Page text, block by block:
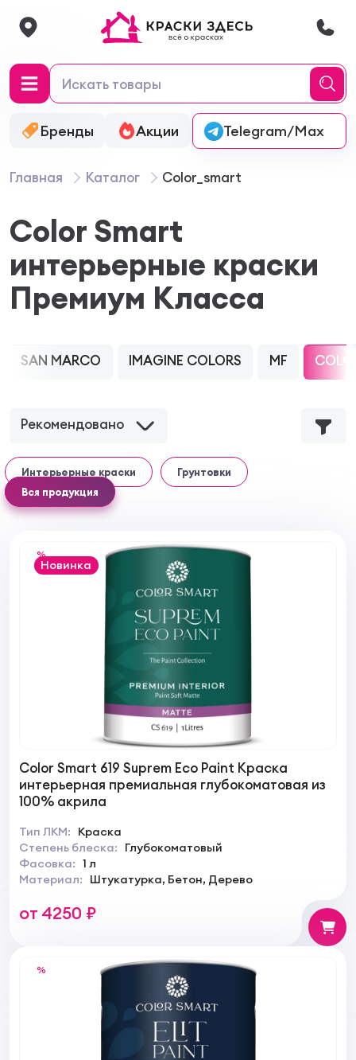
Бренды Акции Онлайн-колеровка
Telegram/Max
Главная Каталог Color_smart
Color Smart
интерьерные краски
Премиум Класса
Рекомендовано
Интерьерные краски
Грунтовки
Вся продукция
%
Новинка
Color Smart 619 Suprem Eco Paint Краска
интерьерная премиальная глубокоматовая из
100% акрила
Тип ЛКМ:
Краска
Степень блеска:
Глубокоматовый
Фасовка: 1 л
Материал:
Штукатурка, Бетон, Дерево
от 4250 ₽
%
SAN MARCO IMAGINE COLORS MF